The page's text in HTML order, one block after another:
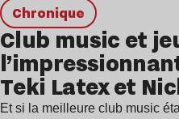
chronique
Club music et
Teki Latex et
Et si la meilleure club music